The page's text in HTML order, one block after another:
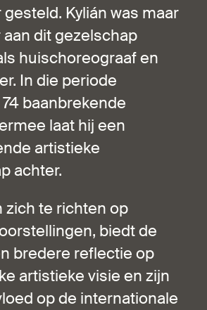
Kylián was maar
dit gezelschap
huischoreograaf en
In die periode
baanbrekende
laat hij een
artistieke
achter.
zich te richten op
biedt de
bredere reflectie op
artistieke visie en zijn
op de internationale